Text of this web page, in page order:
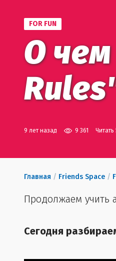
FOR FUN
О
9 лет назад 9 361 Читать
Главная / Friends Space /
Продолжаем учить
Сегодня